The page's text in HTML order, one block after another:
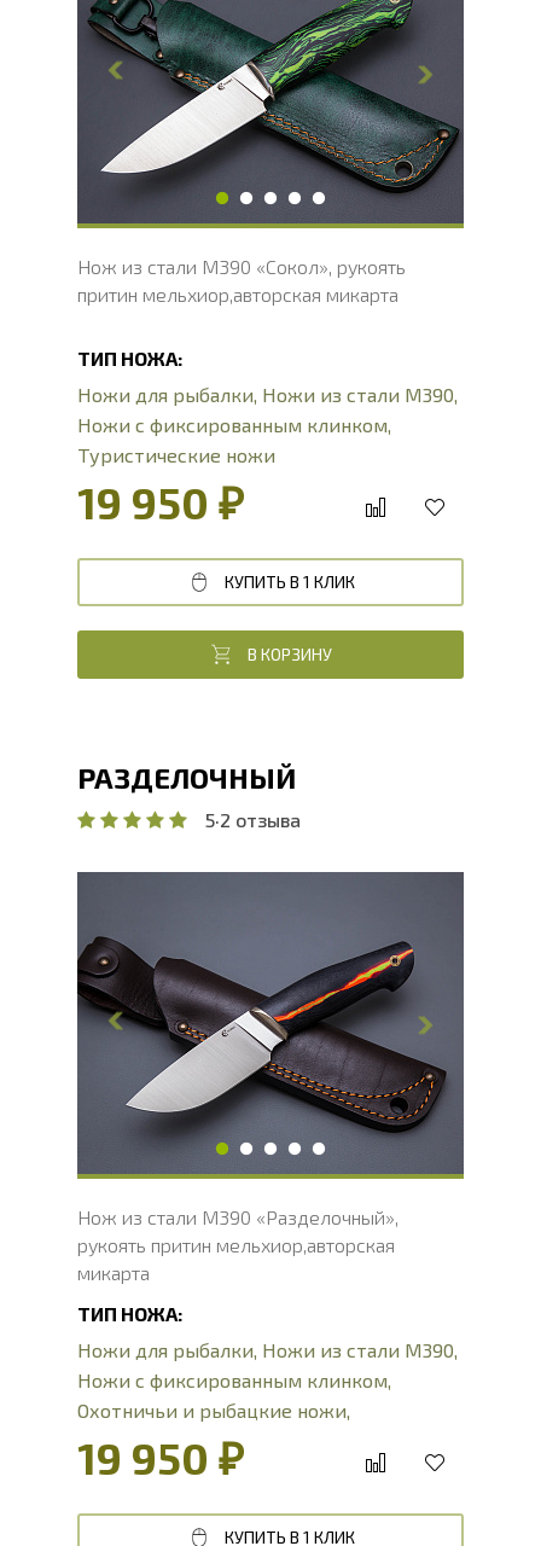
Длина клинка, мм
Ширина клинка, мм
Толщина обуха, мм
Ширина рукояти, мм
33
Длина рукояти, мм
118
Толщина рукояти, мм
23
Твердость клинка, HRC
62 - 64 HRC
Нож из стали М390 «Сокол», рукоять
притин мельхиор,авторская микарта
ТИП НОЖА:
Ножи для рыбалки, Ножи из стали М390,
Ножи с фиксированным клинком,
Туристические ножи
19 950 ₽
КУПИТЬ В 1 КЛИК
В КОРЗИНУ
РАЗДЕЛОЧНЫЙ
5·2 отзыва
Общая длина, мм
Длина клинка, мм
Ширина клинка, мм
Толщина обуха, мм
Ширина рукояти, мм
31
Длина рукояти, мм
111
Толщина рукояти, мм
22
Твердость клинка, HRC
62 - 64 HRC
Нож из стали М390 «Разделочный»,
рукоять притин мельхиор,авторская
микарта
ТИП НОЖА:
Ножи для рыбалки, Ножи из стали М390,
Ножи с фиксированным клинком,
Охотничьи и рыбацкие ножи,
Разделочные ножи
19 950 ₽
КУПИТЬ В 1 КЛИК